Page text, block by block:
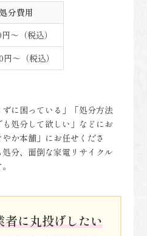
処分費用
〜（税込）
〜（税込）
ずに困っている」「処分方法
処分して欲しい」などにお
か本舗」にお任せくださ
分、面倒な家電リサイクル
者に丸投げしたい